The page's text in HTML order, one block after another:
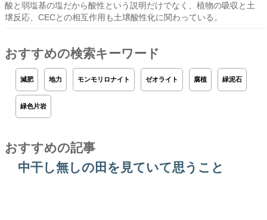
酸と弱塩基の塩だから酸性という説明だけでなく、植物の吸収と土
壌反応、CECとの相互作用も土壌酸性化に関わっている。
おすすめの検索キーワード
減肥 地力 モンモリロナイト ゼオライト 腐植 緑泥石
緑色片岩
おすすめの記事
中干し無しの田を見ていて思うこと